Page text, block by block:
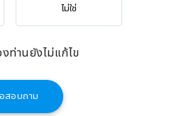
ไม่ใช่
ท่านยังไม่แก้ไข
สอบถาม